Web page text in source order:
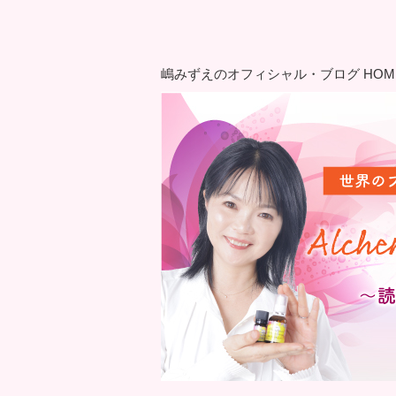
嶋みずえのオフィシャル・ブログ